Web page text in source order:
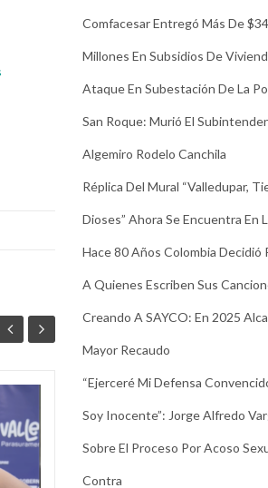
13
JUL
Más de 2 mil 300
participaron en
Comfacesar Entregó Más De
Millones En Subsidios De
Ataque En Subestación De La
San Roque: Murió El
Algemiro Rodelo Canchila
Réplica Del Mural “Valledupar,
Dioses” Ahora Se Encuentra En
Hace 80 Años Colombia Decidió
A Quienes Escriben Sus
Creando A SAYCO: En 2025
Mayor Recaudo
“Ejerceré Mi Defensa
Soy Inocente”: Jorge Alfredo
Sobre El Proceso Por Acoso
Contra